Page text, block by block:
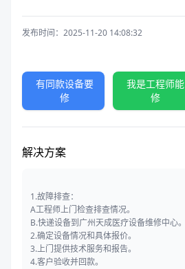
发布时间：2025-11-20 14:08:32
有同款设备要
修
我是工程师能
修
解决方案
1.故障排查：
A工程师上门检查排查情况。
B.快递设备到广州天成医疗设备维修中心。
2.确定设备情况和具体报价。
3.上门提供技术服务和报告。
4.客户验收并回款。